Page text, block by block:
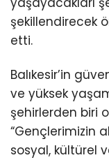
şekillendirecek
etti.
Balıkesir’in
ve yüksek
şehirlerden biri
“Gençlerimizin
sosyal, kültürel